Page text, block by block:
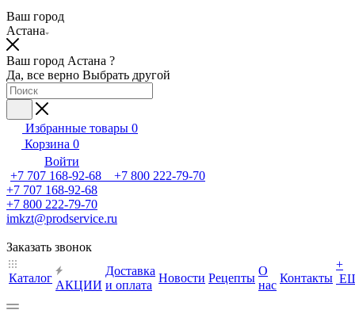
Ваш город
Астана
Ваш город Астана ?
Да, все верно Выбрать другой
Избранные товары 0
Корзина 0
Войти
+7 707 168-92-68 +7 800 222-79-70
+7 707 168-92-68
+7 800 222-79-70
imkzt@prodservice.ru
Заказать звонок
Каталог
АКЦИИ
Доставка
и оплата
Новости Рецепты
О
нас
Контакты
+